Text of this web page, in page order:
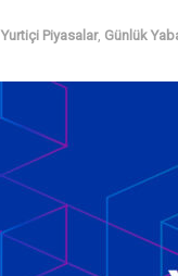
Yurtiçi Piyasalar, Günlük